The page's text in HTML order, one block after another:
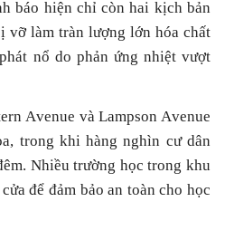
báo hiện chỉ còn hai kịch bản
vỡ làm tràn lượng lớn hóa chất
nổ do phản ứng nhiệt vượt
Avenue và Lampson Avenue
trong khi hàng nghìn cư dân
Nhiều trường học trong khu
để đảm bảo an toàn cho học